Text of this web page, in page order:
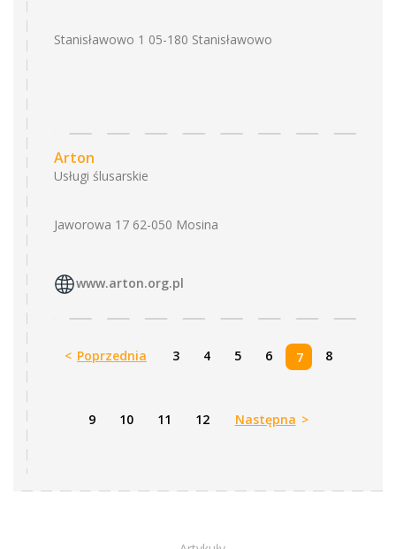
Stanisławowo 1 05-180 Stanisławowo
Arton
Usługi ślusarskie
Jaworowa 17 62-050 Mosina
www.arton.org.pl
< Poprzednia 3 4 5 6 7 8
9 10 11 12 Następna >